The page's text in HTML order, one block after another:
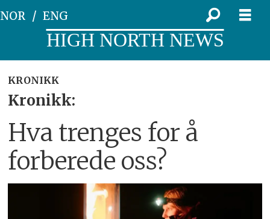
NOR ENG
HIGH NORTH NEWS
KRONIKK
Kronikk:
Hva trenges for å
forberede oss?